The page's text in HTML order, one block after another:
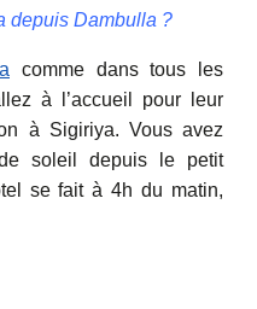
depuis Dambulla ?
comme dans tous les
à l’accueil pour leur
à Sigiriya. Vous avez
soleil depuis le petit
se fait à 4h du matin,